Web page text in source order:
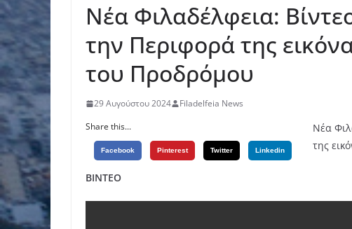
Νέα Φιλαδέλφεια:
την Περιφορά της
του Προδρόμου
29 Αυγούστου 2024
Filadelfeia News
Share this...
Facebook Pinterest Twitter Linkedin
Νέα
της
ΒΙΝΤΕΟ